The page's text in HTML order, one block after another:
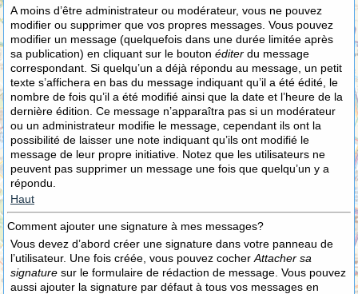
A moins d’être administrateur ou modérateur, vous ne pouvez
modifier ou supprimer que vos propres messages. Vous pouvez
modifier un message (quelquefois dans une durée limitée après
sa publication) en cliquant sur le bouton éditer du message
correspondant. Si quelqu’un a déjà répondu au message, un petit
texte s’affichera en bas du message indiquant qu’il a été édité, le
nombre de fois qu’il a été modifié ainsi que la date et l’heure de la
dernière édition. Ce message n’apparaîtra pas si un modérateur
ou un administrateur modifie le message, cependant ils ont la
possibilité de laisser une note indiquant qu’ils ont modifié le
message de leur propre initiative. Notez que les utilisateurs ne
peuvent pas supprimer un message une fois que quelqu’un y a
répondu.
Haut
Comment ajouter une signature à mes messages?
Vous devez d’abord créer une signature dans votre panneau de
l’utilisateur. Une fois créée, vous pouvez cocher Attacher sa
signature sur le formulaire de rédaction de message. Vous pouvez
aussi ajouter la signature par défaut à tous vos messages en